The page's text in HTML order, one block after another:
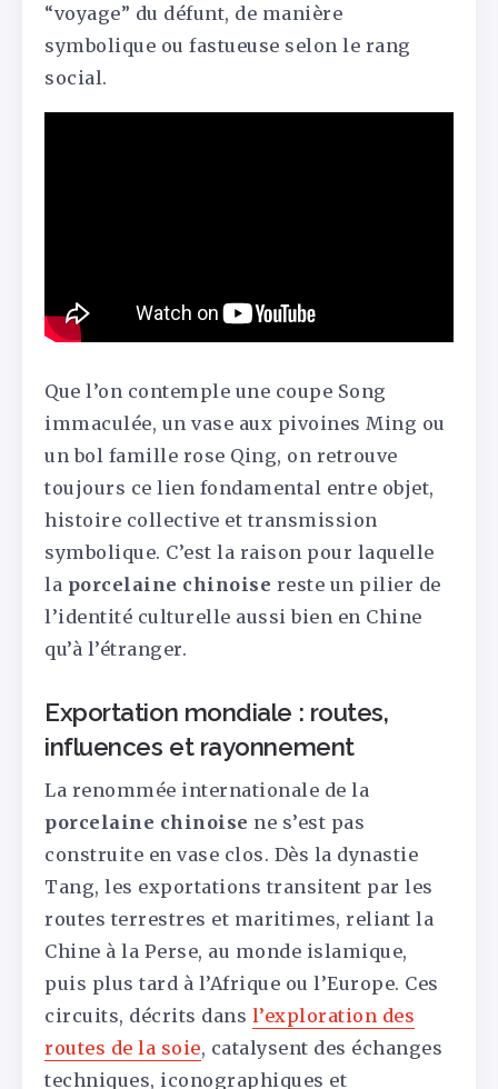
“voyage” du défunt, de manière
symbolique ou fastueuse selon le rang
social.
Que l’on contemple une coupe Song
immaculée, un vase aux pivoines Ming ou
un bol famille rose Qing, on retrouve
toujours ce lien fondamental entre objet,
histoire collective et transmission
symbolique. C’est la raison pour laquelle
la porcelaine chinoise reste un pilier de
l’identité culturelle aussi bien en Chine
qu’à l’étranger.
Exportation mondiale : routes,
influences et rayonnement
La renommée internationale de la
porcelaine chinoise ne s’est pas
construite en vase clos. Dès la dynastie
Tang, les exportations transitent par les
routes terrestres et maritimes, reliant la
Chine à la Perse, au monde islamique,
puis plus tard à l’Afrique ou l’Europe. Ces
circuits, décrits dans l’exploration des
routes de la soie, catalysent des échanges
techniques, iconographiques et